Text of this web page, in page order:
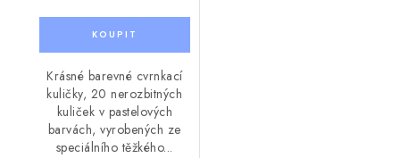
Krásné barevné cvrnkací
kuličky, 20 nerozbitných
kuliček v pastelových
barvách, vyrobených ze
speciálního těžkého...